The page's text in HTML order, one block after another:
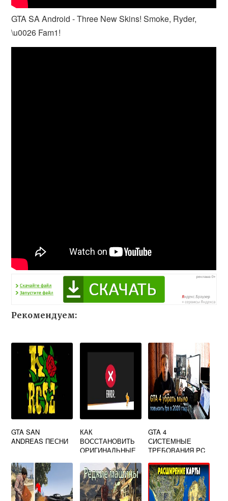
GTA SA Android - Three New Skins! Smoke, Ryder,
\u0026 Fam1!
Рекомендуем:
GTA SAN
ANDREAS ПЕСНИ
КАК
ВОССТАНОВИТЬ
ОРИГИНАЛЬНЫЕ
GTA 4
СИСТЕМНЫЕ
ТРЕБОВАНИЯ PC